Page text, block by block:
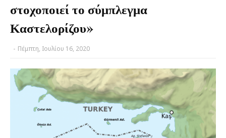
στοχοποιεί το σύμπλεγμα
Καστελορίζου»
- Πέμπτη, Ιουλίου 16, 2020